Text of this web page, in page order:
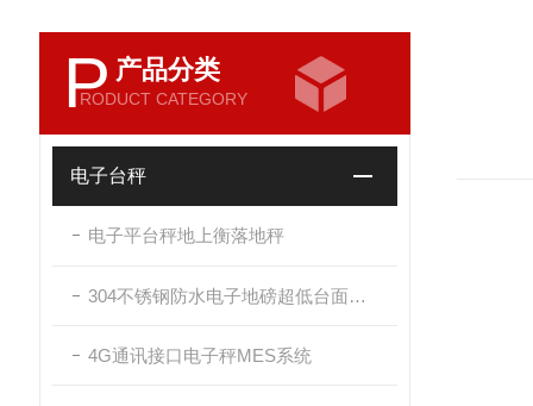
P 产品分类
RODUCT CATEGORY
电子台秤
电子平台秤地上衡落地秤
304不锈钢防水电子地磅超低台面带斜坡
4G通讯接口电子秤MES系统